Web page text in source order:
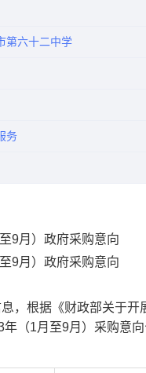
第六十二中学
务
9月）政府采购意向
9月）政府采购意向
，根据《财政部关于
（1月至9月）采购意